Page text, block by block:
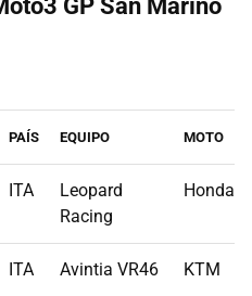
GP San Marino
PAÍS EQUIPO MOTO
ITA
Leopard
Racing
Honda
ITA Avintia VR46 KTM